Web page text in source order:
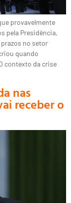
provavelmente
pela Presidência,
no setor
quando
contexto da crise
nas
receber o